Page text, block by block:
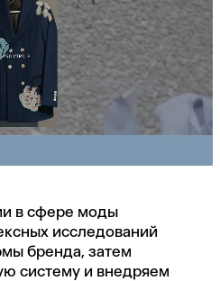
в сфере моды
исследований
бренда, затем
систему и внедряем